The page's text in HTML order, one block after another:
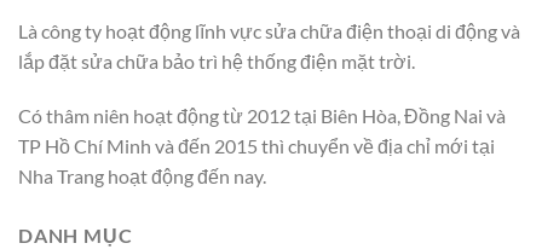
Là công ty hoạt động lĩnh vực sửa chữa điện thoại di động và
lắp đặt sửa chữa bảo trì hệ thống điện mặt trời.
Có thâm niên hoạt động từ 2012 tại Biên Hòa, Đồng Nai và
TP Hồ Chí Minh và đến 2015 thì chuyển về địa chỉ mới tại
Nha Trang hoạt động đến nay.
DANH MỤC